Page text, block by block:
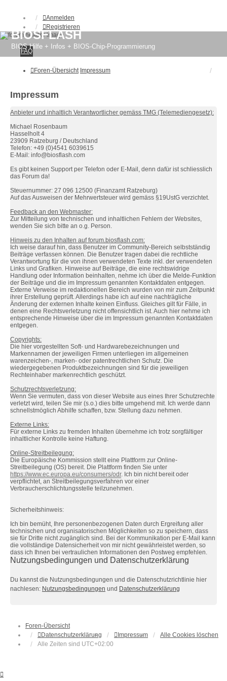
Anmelden
Registrieren
BIOSFLASH
BIOS Hilfe + Infos + BIOS-Chip-Programmierung
FAQ
Foren-Übersicht Impressum
Impressum
Anbieter und inhaltlich Verantwortlicher gemäss TMG (Telemediengesetz):
Michael Rosenbaum
Hasselholt 4
23909 Ratzeburg / Deutschland
Telefon: +49 (0)4541 6039615
E-Mail: info@biosflash.com
Es gibt keinen Support per Telefon oder E-Mail, denn dafür ist schliesslich
das Forum da!
Steuernummer: 27 096 12500 (Finanzamt Ratzeburg)
Auf das Ausweisen der Mehrwertsteuer wird gemäss §19UstG verzichtet.
Feedback an den Webmaster:
Zur Mitteilung von technischen und inhaltlichen Fehlern der Websites,
wenden Sie sich bitte an o.g. Person.
Hinweis zu den Inhalten auf forum.biosflash.com:
Ich weise darauf hin, dass Benutzer im Community-Bereich selbstständig
Beiträge verfassen können. Die Benutzer tragen dabei die rechtliche
Verantwortung für die von ihnen verwendeten Texte inkl. der verwendeten
Links und Grafiken. Hinweise auf Beiträge, die eine rechtswidrige
Handlung oder Information beinhalten, nehme ich über die Melde-Funktion
der Beiträge und die im Impressum genannten Kontaktdaten entgegen.
Externe Verweise im redaktionellen Bereich wurden von mir zum Zeitpunkt
ihrer Erstellung geprüft. Allerdings habe ich auf eine nachträgliche
Änderung der externen Inhalte keinen Einfluss. Gleiches gilt für Fälle, in
denen eine Rechtsverletzung nicht offensichtlich ist. Auch hier nehme ich
entsprechende Hinweise über die im Impressum genannten Kontaktdaten
entgegen.
Copyrights:
Die hier vorgestellten Soft- und Hardwarebezeichnungen und
Markennamen der jeweiligen Firmen unterliegen im allgemeinen
warenzeichen-, marken- oder patentrechtlichen Schutz. Die
wiedergegebenen Produktbezeichnungen sind für die jeweiligen
Rechteinhaber markenrechtlich geschützt.
Schutzrechtsverletzung:
Wenn Sie vermuten, dass von dieser Website aus eines Ihrer Schutzrechte
verletzt wird, teilen Sie mir (s.o.) dies bitte umgehend mit. Ich werde dann
schnellstmöglich Abhilfe schaffen, bzw. Stellung dazu nehmen.
Externe Links:
Für externe Links zu fremden Inhalten übernehme ich trotz sorgfältiger
inhaltlicher Kontrolle keine Haftung.
Online-Streitbeilegung:
Die Europäische Kommission stellt eine Plattform zur Online-
Streitbeilegung (OS) bereit. Die Plattform finden Sie unter
https://www.ec.europa.eu/consumers/odr. Ich bin nicht bereit oder
verpflichtet, an Streitbeilegungsverfahren vor einer
Verbraucherschlichtungsstelle teilzunehmen.
Sicherheitshinweis:
Ich bin bemüht, Ihre personenbezogenen Daten durch Ergreifung aller
technischen und organisatorischen Möglichkeiten so zu speichern, dass
sie für Dritte nicht zugänglich sind. Bei der Kommunikation per E-Mail kann
die vollständige Datensicherheit von mir nicht gewährleistet werden, so
dass ich Ihnen bei vertraulichen Informationen den Postweg empfehlen.
Nutzungsbedingungen und Datenschutzerklärung
Du kannst die Nutzungsbedingungen und die Datenschutzrichtlinie hier
nachlesen: Nutzungsbedingungen und Datenschutzerklärung
Foren-Übersicht
Datenschutzerklärung
Impressum
Alle Cookies löschen
Alle Zeiten sind UTC+02:00